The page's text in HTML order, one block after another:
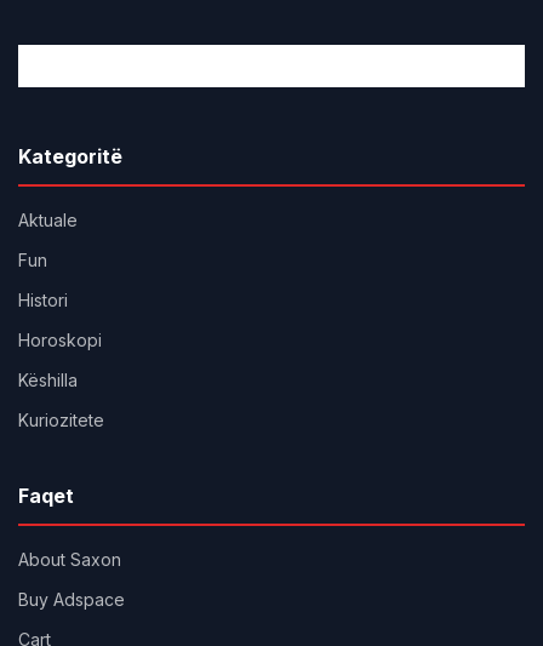
Kategoritë
Aktuale
Fun
Histori
Horoskopi
Këshilla
Kuriozitete
Faqet
About Saxon
Buy Adspace
Cart